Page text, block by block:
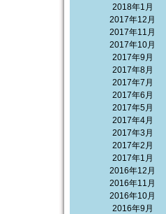
2018年1月
2017年12月
2017年11月
2017年10月
2017年9月
2017年8月
2017年7月
2017年6月
2017年5月
2017年4月
2017年3月
2017年2月
2017年1月
2016年12月
2016年11月
2016年10月
2016年9月